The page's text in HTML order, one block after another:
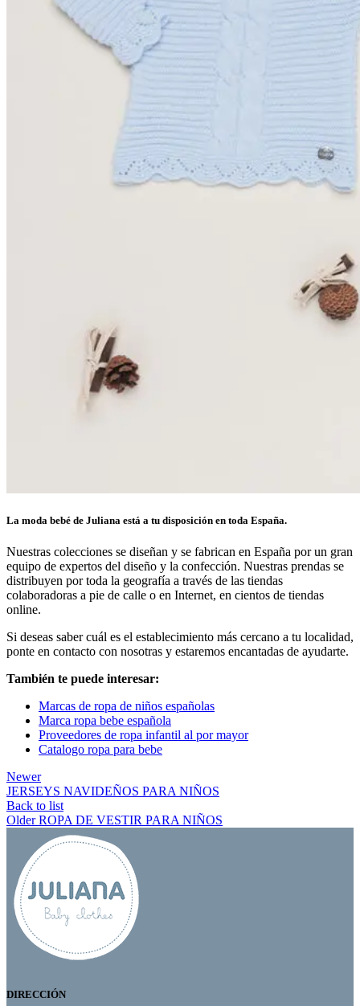
La moda bebé de Juliana está a tu disposición en toda España.
Nuestras colecciones se diseñan y se fabrican en España por un gran
equipo de expertos del diseño y la confección. Nuestras prendas se
distribuyen por toda la geografía a través de las tiendas
colaboradoras a pie de calle o en Internet, en cientos de tiendas
online.
Si deseas saber cuál es el establecimiento más cercano a tu localidad,
ponte en contacto con nosotras y estaremos encantadas de ayudarte.
También te puede interesar:
Marcas de ropa de niños españolas
Marca ropa bebe española
Proveedores de ropa infantil al por mayor
Catalogo ropa para bebe
Newer
JERSEYS NAVIDEÑOS PARA NIÑOS
Back to list
Older ROPA DE VESTIR PARA NIÑOS
DIRECCIÓN